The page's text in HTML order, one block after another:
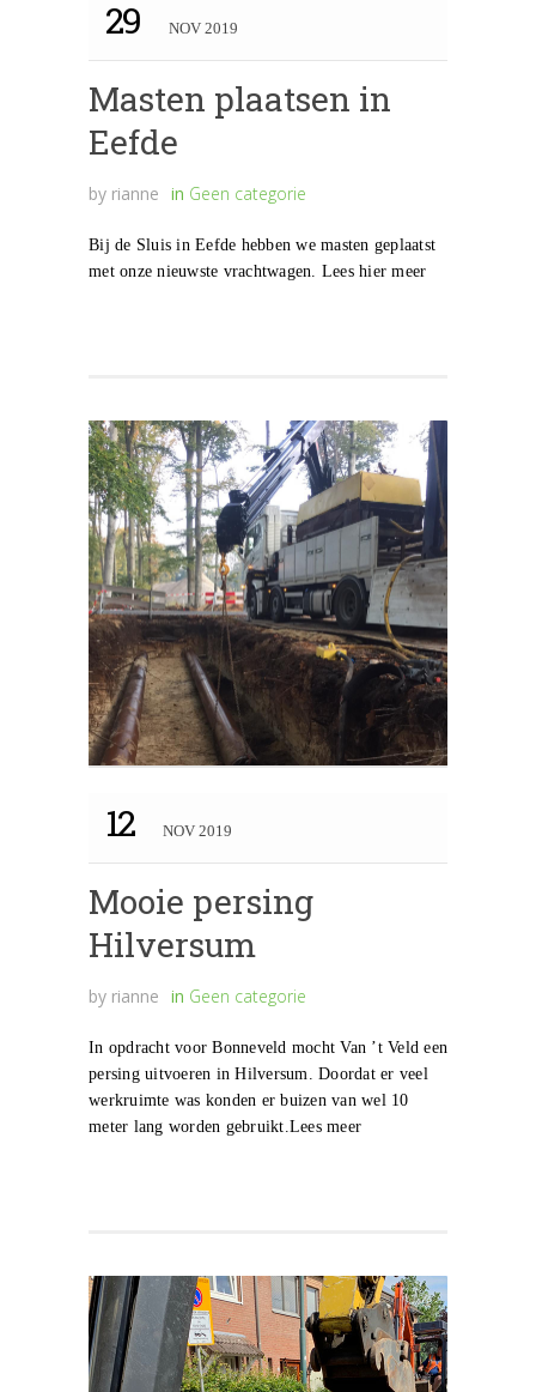
29 NOV 2019
Masten plaatsen in
Eefde
by rianne in Geen categorie
Bij de Sluis in Eefde hebben we masten geplaatst
met onze nieuwste vrachtwagen. Lees hier meer
12 NOV 2019
Mooie persing
Hilversum
by rianne in Geen categorie
In opdracht voor Bonneveld mocht Van ’t Veld een
persing uitvoeren in Hilversum. Doordat er veel
werkruimte was konden er buizen van wel 10
meter lang worden gebruikt.Lees meer